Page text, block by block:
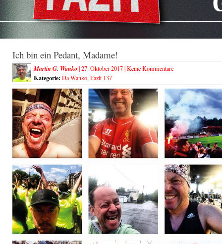
Ich bin ein Pedant, Madame!
Martin G. Wanko| 27. Oktober 2017 |Keine Kommentare
Kategorie: Da Wanko, Fazit 137